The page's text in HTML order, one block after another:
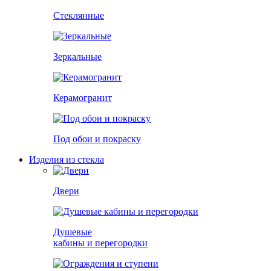
Стеклянные
Зеркальные
Керамогранит
Под обои и покраску
Изделия из стекла
Двери
Душевые
кабины и перегородки